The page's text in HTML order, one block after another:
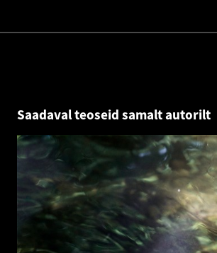
Saadaval teoseid samalt autorilt